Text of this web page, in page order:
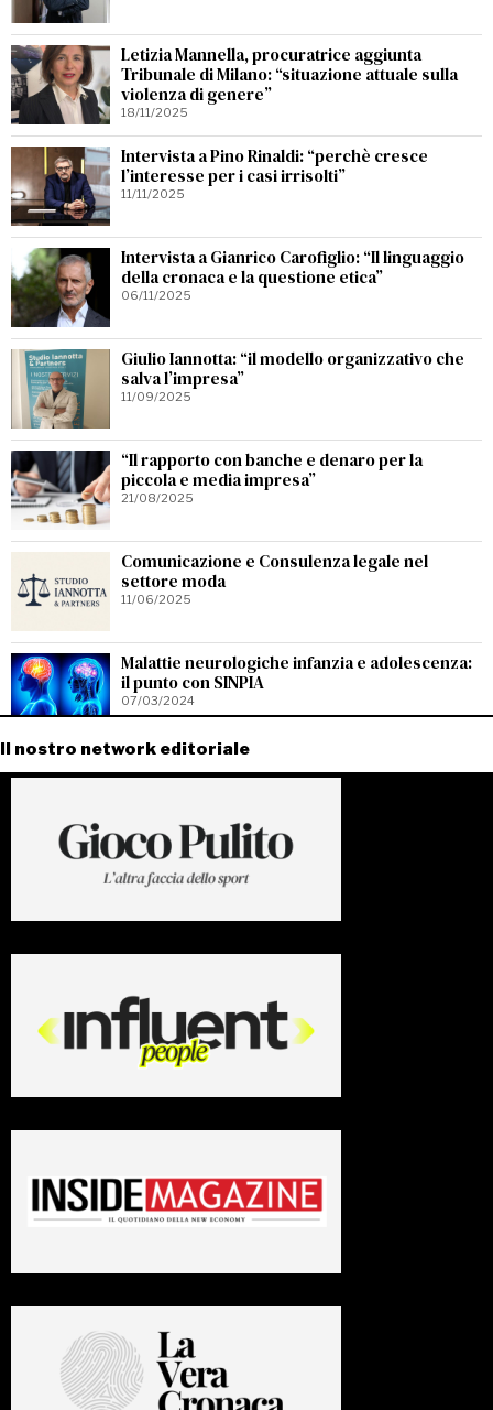
Letizia Mannella, procuratrice aggiunta
Tribunale di Milano: “situazione attuale sulla
violenza di genere”
18/11/2025
Intervista a Pino Rinaldi: “perchè cresce
l’interesse per i casi irrisolti”
11/11/2025
Intervista a Gianrico Carofiglio: “Il linguaggio
della cronaca e la questione etica”
06/11/2025
Giulio Iannotta: “il modello organizzativo che
salva l’impresa”
11/09/2025
“Il rapporto con banche e denaro per la
piccola e media impresa”
21/08/2025
Comunicazione e Consulenza legale nel
settore moda
11/06/2025
Malattie neurologiche infanzia e adolescenza:
il punto con SINPIA
07/03/2024
Il nostro network editoriale